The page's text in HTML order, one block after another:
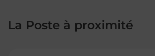
La Poste à proximité